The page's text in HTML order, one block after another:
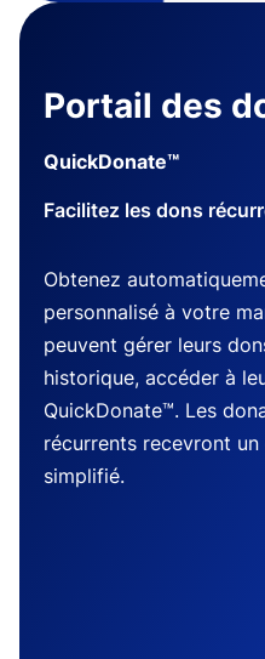
Portail des
QuickDonate™
Facilitez les dons
Obtenez
personnalisé à votre
peuvent gérer leurs
historique, accéder à
QuickDonate™. Les
récurrents recevront
simplifié.